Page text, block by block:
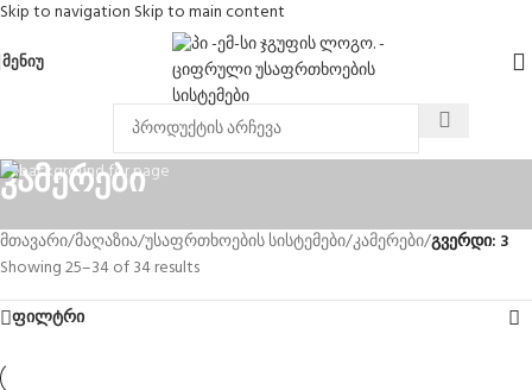
Skip to navigation Skip to main content
ᲛᲔᲜᲘᲣ
კამერები
მთავარი/მაღაზია/უსაფრთხოების სისტემები/კამერები/გვერდი: 3
Showing 25–34 of 34 results
ფილტრი